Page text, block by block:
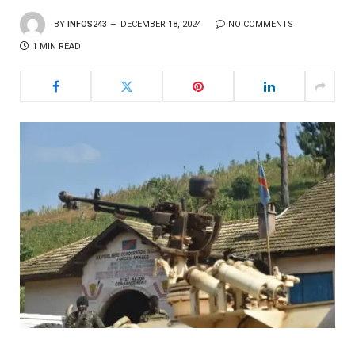
BY INFOS243 DECEMBER 18, 2024 NO COMMENTS
1 MIN READ